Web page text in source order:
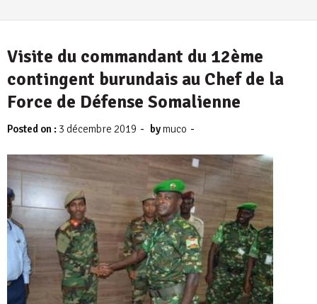
Visite du commandant du 12ème
contingent burundais au Chef de la
Force de Défense Somalienne
Posted on : 3 décembre 2019 - bymuco -